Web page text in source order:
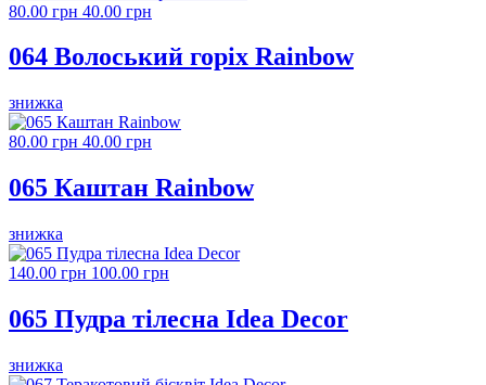
80.00 грн 40.00 грн
064 Волоський горіх Rainbow
знижка
80.00 грн 40.00 грн
065 Каштан Rainbow
знижка
140.00 грн 100.00 грн
065 Пудра тілесна Idea Decor
знижка